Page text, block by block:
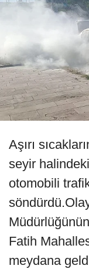
Aşırı
seyir
otomobili
Fatih
meydana